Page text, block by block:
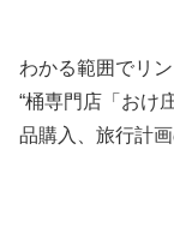
わかる範囲でリ
“桶専門店「おけ
品購入、旅行計